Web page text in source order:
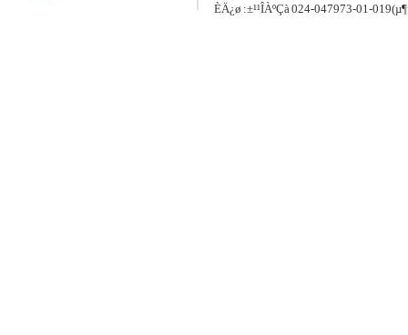
ÈÄ¿ø :±¹¹ÎÀºÇà 024-047973-01-